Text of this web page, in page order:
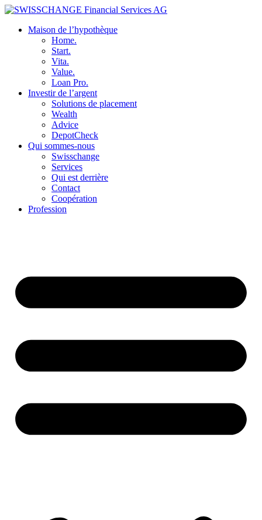
Maison de l’hypothèque
Home.
Start.
Vita.
Value.
Loan Pro.
Investir de l’argent
Solutions de placement
Wealth
Advice
DepotCheck
Qui sommes-nous
Swisschange
Services
Qui est derrière
Contact
Coopération
Profession